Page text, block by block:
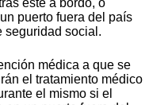
esté a bordo, o
puerto fuera del país
seguridad social.
médica a que se
el tratamiento médico
el mismo si el